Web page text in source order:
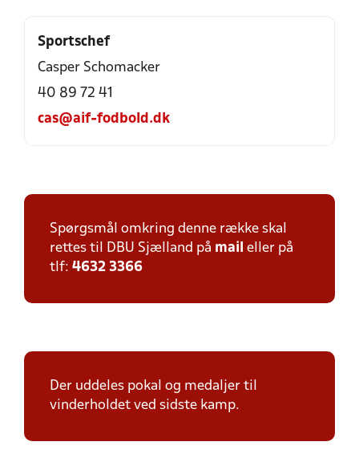
Sportschef
Casper Schomacker
40 89 72 41
cas@aif-fodbold.dk
Spørgsmål omkring denne række skal
rettes til DBU Sjælland på mail eller på
tlf: 4632 3366
Der uddeles pokal og medaljer til
vinderholdet ved sidste kamp.